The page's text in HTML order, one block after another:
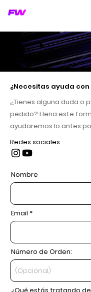
¿Necesitas ayuda
¿Tienes alguna duda o
pedido? Llena este
ayudaremos lo antes
Redes sociales
Nombre
Email
Número de Orden: